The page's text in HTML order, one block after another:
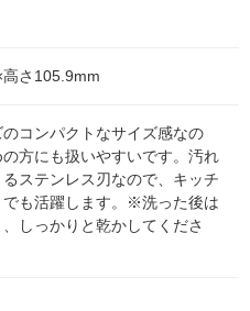
さ105.9mm
コンパクトなサイズ感なの
方にも扱いやすいです。汚れ
ステンレス刃なので、キッチ
でも活躍します。※洗った後は
しっかりと乾かしてくださ